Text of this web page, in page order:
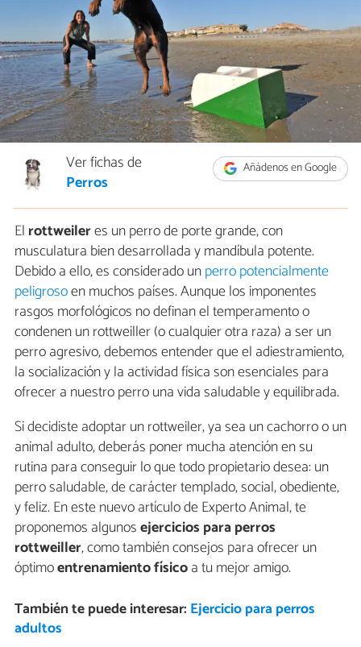
Añádenos en Google
Ver fichas de
Perros
El rottweileres un perro de porte grande, con
musculatura bien desarrollada y mandíbula potente.
Debido a ello, es considerado unperro potencialmente
peligrosoen muchos países. Aunque los imponentes
rasgos morfológicos no definan el temperamento o
condenen un rottweiller (o cualquier otra raza) a ser un
perro agresivo, debemos entender que el adiestramiento,
la socialización y la actividad física son esenciales para
ofrecer a nuestro perro una vida saludable y equilibrada.
Si decidiste adoptar un rottweiler, ya sea un cachorro o un
animal adulto, deberás poner mucha atención en su
rutina para conseguir lo que todo propietario desea: un
perro saludable, de carácter templado, social, obediente,
y feliz. En este nuevo artículo de Experto Animal, te
proponemos algunosejercicios para perros
rottweiller, como también consejos para ofrecer un
óptimoentrenamiento físicoa tu mejor amigo.
También te puede interesar: Ejercicio para perros
adultos